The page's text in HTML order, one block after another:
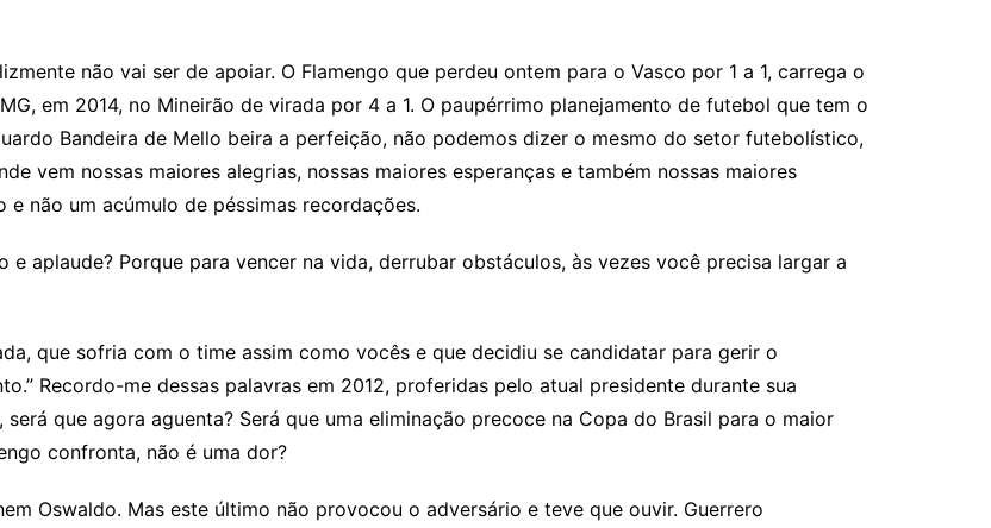
não vai ser de apoiar. O Flamengo que perdeu ontem para o Vasco por 1 a 1, carrega o
em 2014, no Mineirão de virada por 4 a 1. O paupérrimo planejamento de futebol que tem o
Bandeira de Mello beira a perfeição, não podemos dizer o mesmo do setor futebolístico,
vem nossas maiores alegrias, nossas maiores esperanças e também nossas maiores
não um acúmulo de péssimas recordações.
e aplaude? Porque para vencer na vida, derrubar obstáculos, às vezes você precisa largar a
que sofria com o time assim como vocês e que decidiu se candidatar para gerir o
Recordo-me dessas palavras em 2012, proferidas pelo atual presidente durante sua
que agora aguenta? Será que uma eliminação precoce na Copa do Brasil para o maior
confronta, não é uma dor?
Oswaldo. Mas este último não provocou o adversário e teve que ouvir. Guerrero